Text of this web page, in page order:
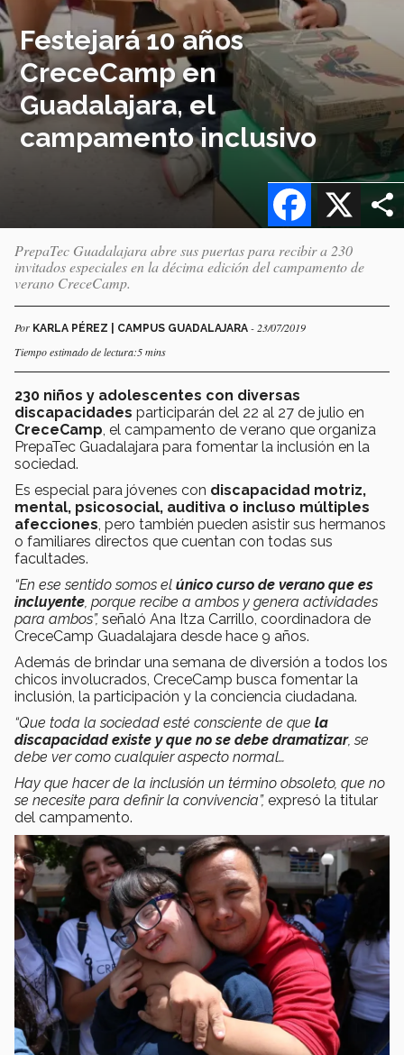
Festejará 10 años
CreceCamp en
Guadalajara, el
campamento inclusivo
X
Facebook
PrepaTec Guadalajara abre sus puertas para recibir a 230
invitados especiales en la décima edición del campamento de
verano CreceCamp.
Por KARLA PÉREZ | CAMPUS GUADALAJARA - 23/07/2019
Tiempo estimado de lectura:5 mins
230 niños y adolescentes con diversas
discapacidades participarán del 22 al 27 de julio en
CreceCamp , el campamento de verano que organiza
PrepaTec Guadalajara para fomentar la inclusión en la
sociedad.
Es especial para jóvenes con discapacidad motriz,
mental, psicosocial, auditiva o incluso múltiples
afecciones , pero también pueden asistir sus hermanos
o familiares directos que cuentan con todas sus
facultades.
“En ese sentido somos el único curso de verano que es
incluyente , porque recibe a ambos y genera actividades
para ambos”, señaló Ana Itza Carrillo, coordinadora de
CreceCamp Guadalajara desde hace 9 años.
Además de brindar una semana de diversión a todos los
chicos involucrados, CreceCamp busca fomentar la
inclusión, la participación y la conciencia ciudadana.
“Que toda la sociedad esté consciente de que la
discapacidad existe y que no se debe dramatizar, se
debe ver como cualquier aspecto normal…
Hay que hacer de la inclusión un término obsoleto, que no
se necesite para definir la convivencia”, expresó la titular
del campamento.